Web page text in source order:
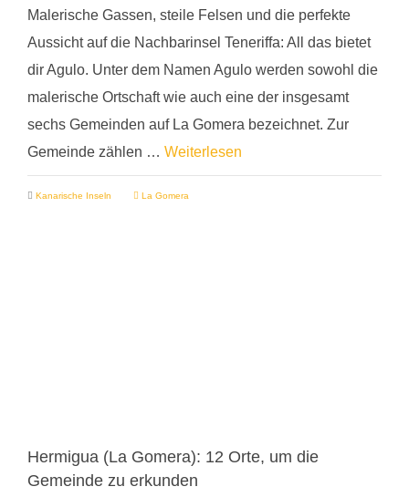
Malerische Gassen, steile Felsen und die perfekte
Aussicht auf die Nachbarinsel Teneriffa: All das bietet
dir Agulo. Unter dem Namen Agulo werden sowohl die
malerische Ortschaft wie auch eine der insgesamt
sechs Gemeinden auf La Gomera bezeichnet. Zur
Gemeinde zählen … Weiterlesen
Kanarische Inseln La Gomera
Hermigua (La Gomera): 12 Orte, um die
Gemeinde zu erkunden